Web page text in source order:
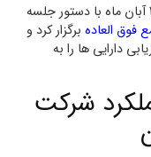
شرکت توسعه خدمات دريايي و بندري سينا 18 آبان ماه با دستور جلسه
فوق العاده برگزار کرد و
ارزیابی دارایی ها را به
شركت